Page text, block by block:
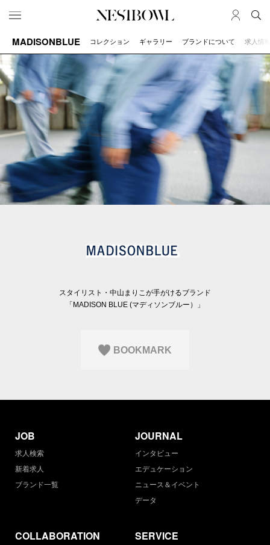
HOME JOB
求人検索
新着求人
ブランド一覧
JOURNAL
インタビュー
エデュケーション
ニュース＆イベント
データ
COLLABORATION
コラボ募集一覧
コラボ募集記事
ログイン
MADISONBLUE コレクション ギャラリー ブランドについて 求人情
スタイリスト・中山まりこが手がけるブランド
「MADISON BLUE (マディソンブルー）」
BOOKMARK
JOB
求人検索
新着求人
ブランド一覧
JOURNAL
インタビュー
エデュケーション
ニュース＆イベント
データ
COLLABORATION SERVICE